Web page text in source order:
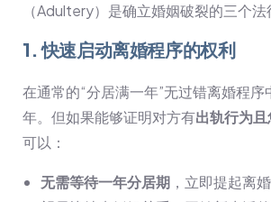
（Adultery）是确立婚姻破裂的三个法
1. 快速启动离婚程序的权利
在通常的“分居满一年”无过错离婚程
年。但如果能够证明对方有出轨行为
可以：
无需等待一年分居期 ，立即提起离